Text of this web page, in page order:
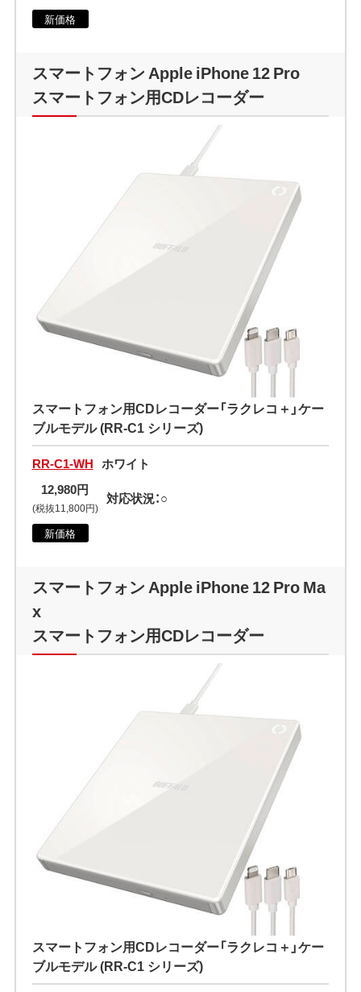
新価格
スマートフォン Apple iPhone 12 Pro
スマートフォン用CDレコーダー
スマートフォン用CDレコーダー「ラクレコ＋」ケー
ブルモデル (RR-C1 シリーズ)
RR-C1-WH ホワイト
12,980円
(税抜11,800円)
対応状況：○
新価格
スマートフォン Apple iPhone 12 Pro Ma
x
スマートフォン用CDレコーダー
スマートフォン用CDレコーダー「ラクレコ＋」ケー
ブルモデル (RR-C1 シリーズ)